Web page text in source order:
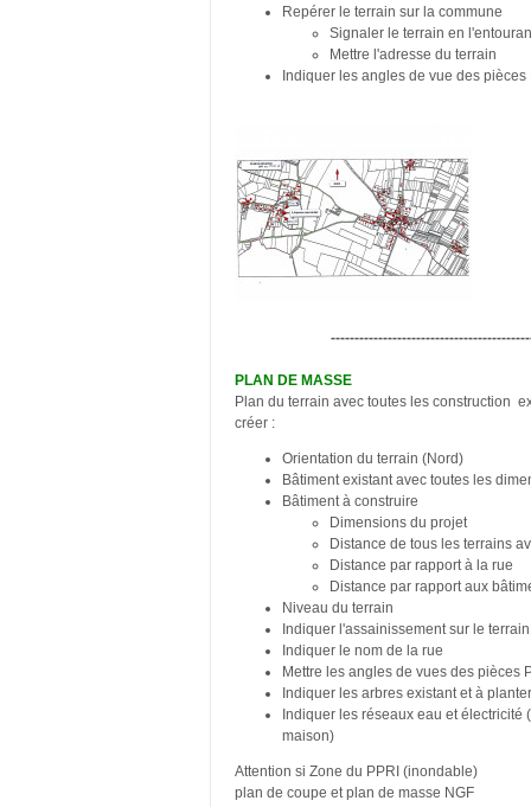
Repérer le terrain sur la commune
Signaler le terrain en
Mettre l'adresse du terrain
Indiquer les angles de vue des pièces
PLAN DE MASSE
Plan du terrain avec toutes les construction
créer :
Orientation du terrain (Nord)
Bâtiment existant avec toutes les
Bâtiment à construire
Dimensions du projet
Distance de tous les terrains
Distance par rapport à la rue
Distance par rapport aux
Niveau du terrain
Indiquer l'assainissement sur le terrain
Indiquer le nom de la rue
Mettre les angles de vues des pièces
Indiquer les arbres existant et à planter
Indiquer les réseaux eau et électricité
maison)
Attention si Zone du PPRI (inondable)
plan de coupe et plan de masse NGF